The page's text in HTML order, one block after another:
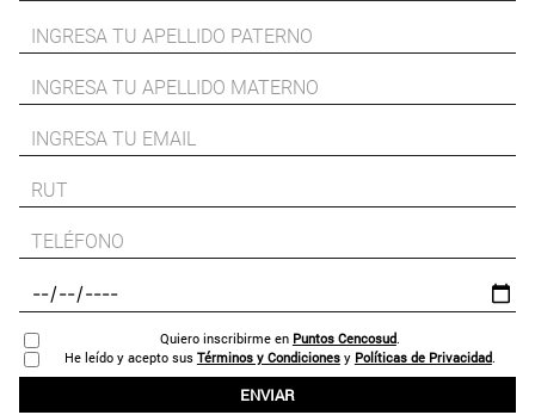
Quiero inscribirme en Puntos Cencosud.
He leído y acepto sus Términos y Condiciones y Políticas de Privacidad.
ENVIAR